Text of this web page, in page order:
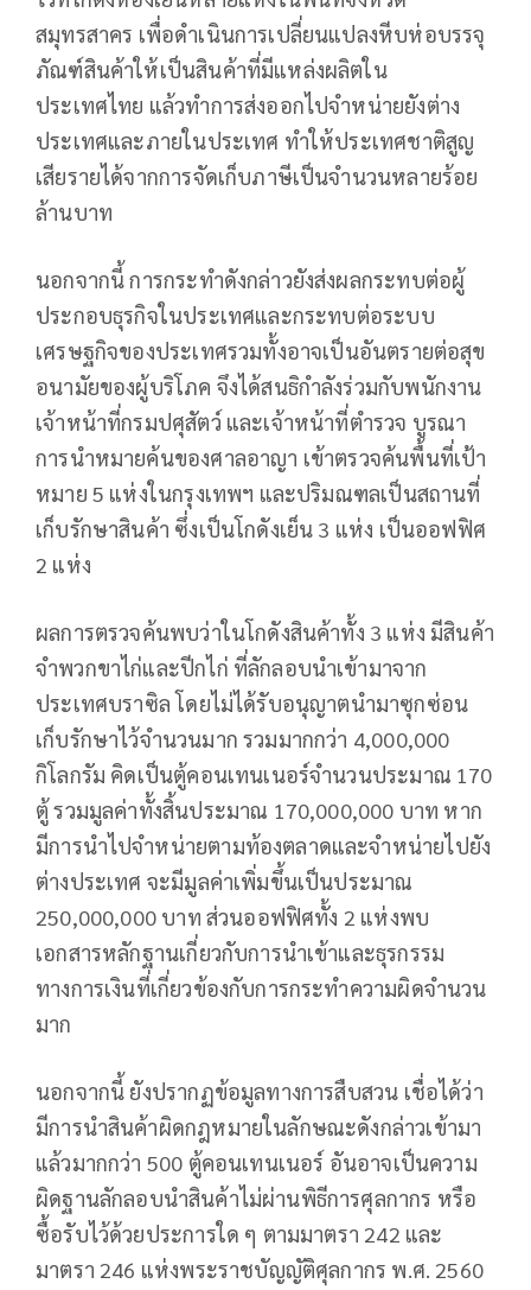
สมุทรสาคร เพื่อดำเนินการเปลี่ยนแปลงหีบห่อบรรจุ
ภัณฑ์สินค้าให้เป็นสินค้าที่มีแหล่งผลิตใน
ประเทศไทย แล้วทำการส่งออกไปจำหน่ายยังต่าง
ประเทศและภายในประเทศ ทำให้ประเทศชาติสูญ
เสียรายได้จากการจัดเก็บภาษีเป็นจำนวนหลายร้อย
ล้านบาท
นอกจากนี้ การกระทำดังกล่าวยังส่งผลกระทบต่อผู้
ประกอบธุรกิจในประเทศและกระทบต่อระบบ
เศรษฐกิจของประเทศรวมทั้งอาจเป็นอันตรายต่อสุข
อนามัยของผู้บริโภค จึงได้สนธิกำลังร่วมกับพนักงาน
เจ้าหน้าที่กรมปศุสัตว์ และเจ้าหน้าที่ตำรวจ บูรณา
การนำหมายค้นของศาลอาญา เข้าตรวจค้นพื้นที่เป้า
หมาย 5 แห่งในกรุงเทพฯ และปริมณฑลเป็นสถานที่
เก็บรักษาสินค้า ซึ่งเป็นโกดังเย็น 3 แห่ง เป็นออฟฟิศ
2 แห่ง
ผลการตรวจค้นพบว่าในโกดังสินค้าทั้ง 3 แห่ง มีสินค้า
จำพวกขาไก่และปีกไก่ ที่ลักลอบนำเข้ามาจาก
ประเทศบราซิล โดยไม่ได้รับอนุญาตนำมาซุกซ่อน
เก็บรักษาไว้จำนวนมาก รวมมากกว่า 4,000,000
กิโลกรัม คิดเป็นตู้คอนเทนเนอร์จำนวนประมาณ 170
ตู้ รวมมูลค่าทั้งสิ้นประมาณ 170,000,000 บาท หาก
มีการนำไปจำหน่ายตามท้องตลาดและจำหน่ายไปยัง
ต่างประเทศ จะมีมูลค่าเพิ่มขึ้นเป็นประมาณ
250,000,000 บาท ส่วนออฟฟิศทั้ง 2 แห่งพบ
เอกสารหลักฐานเกี่ยวกับการนำเข้าและธุรกรรม
ทางการเงินที่เกี่ยวข้องกับการกระทำความผิดจำนวน
มาก
นอกจากนี้ ยังปรากฏข้อมูลทางการสืบสวน เชื่อได้ว่า
มีการนำสินค้าผิดกฎหมายในลักษณะดังกล่าวเข้ามา
แล้วมากกว่า 500 ตู้คอนเทนเนอร์ อันอาจเป็นความ
ผิดฐานลักลอบนำสินค้าไม่ผ่านพิธีการศุลกากร หรือ
ซื้อรับไว้ด้วยประการใด ๆ ตามมาตรา 242 และ
มาตรา 246 แห่งพระราชบัญญัติศุลกากร พ.ศ. 2560